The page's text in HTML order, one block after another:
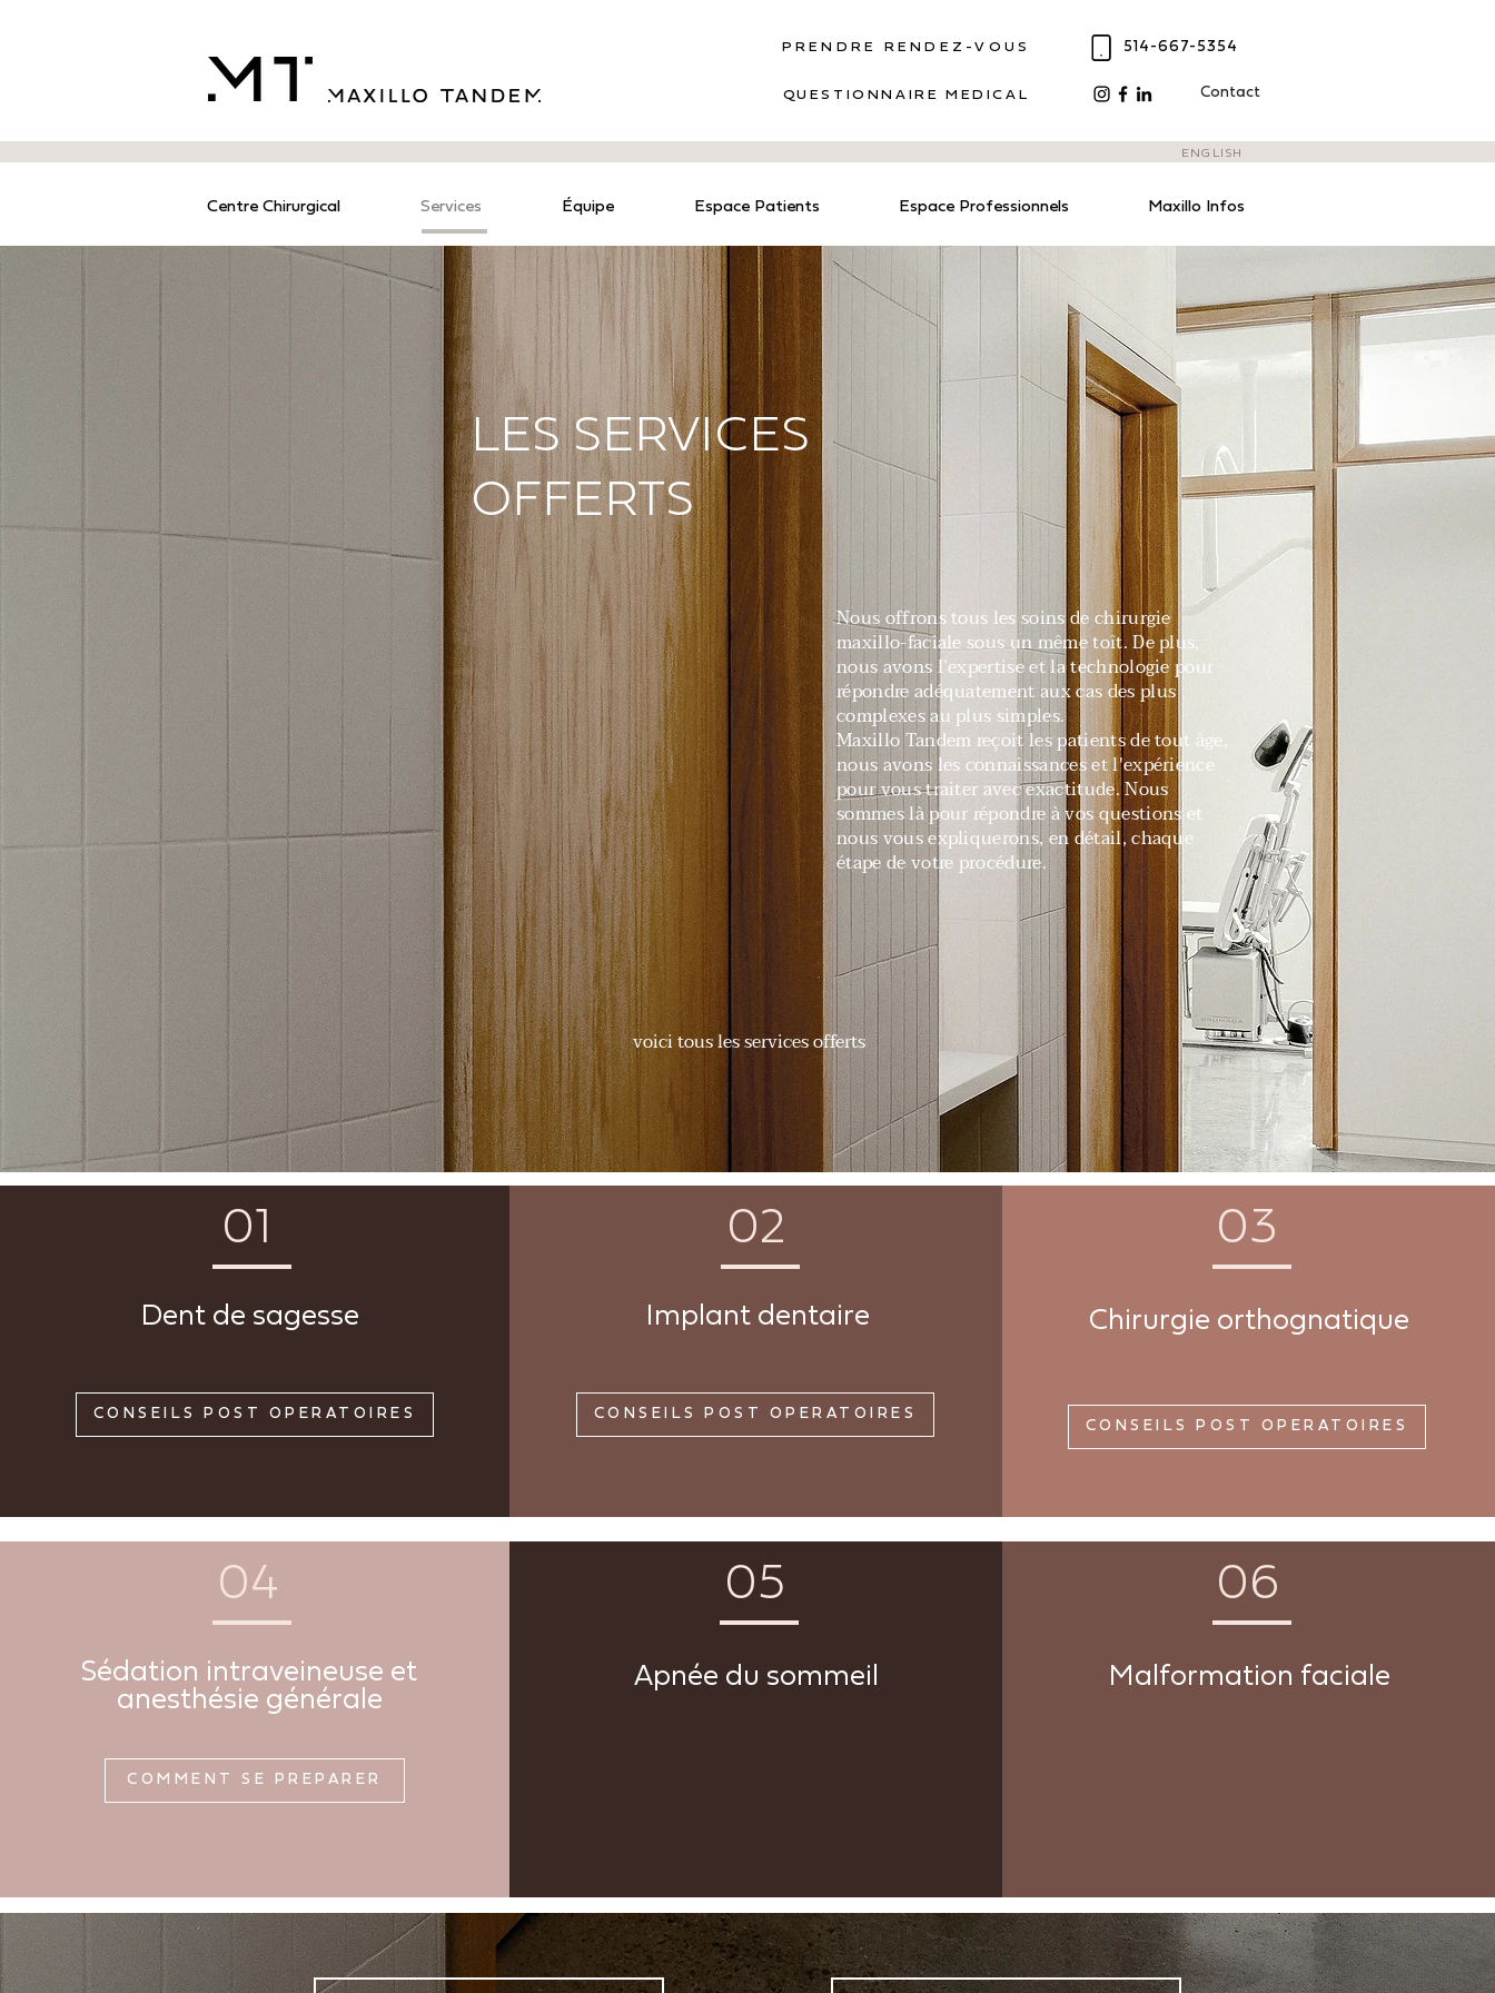
PRENDRE RENDEZ-VOUS
QUESTIONNAIRE MÉDICAL
514-667-5354
Contact
ENGLISH
Centre Chirurgical Services Équipe Espace Patients Espace Professionnels Maxillo Infos
Nous offrons tous les soins de chirurgie
maxillo-faciale sous un même toît. De plus,
nous avons l’expertise et la technologie pour
répondre adéquatement aux cas des plus
complexes au plus simples.
Maxillo Tandem reçoit les patients de tout âge,
nous avons les connaissances et l'expérience
pour vous traiter avec exactitude.Nous
sommes là pour répondre à vos questions et
nous vous expliquerons, en détail, chaque
étape de votre procédure.
LES SERVICES
OFFERTS
voici tous les services offerts
04
Sédation intraveineuse et
anesthésie générale
COMMENT SE PRÉPARER
05
Apnée du sommeil
06
Malformation faciale
01
Dent de sagesse
CONSEILS POST OPÉRATOIRES
02
Implant dentaire
CONSEILS POST OPÉRATOIRES
03
Chirurgie orthognatique
CONSEILS POST OPÉRATOIRES